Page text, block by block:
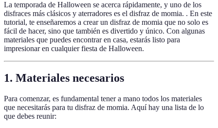
La temporada de Halloween se acerca rápidamente, y uno de los
disfraces más clásicos y aterradores es el disfraz de momia. . En este
tutorial, te enseñaremos a crear un disfraz de momia que no solo es
fácil de hacer, sino que también es divertido y único. Con algunas
materiales que puedes encontrar en casa, estarás listo para
impresionar en cualquier fiesta de Halloween.
1. Materiales necesarios
Para comenzar, es fundamental tener a mano todos los materiales
que necesitarás para tu disfraz de momia. Aquí hay una lista de lo
que debes reunir: